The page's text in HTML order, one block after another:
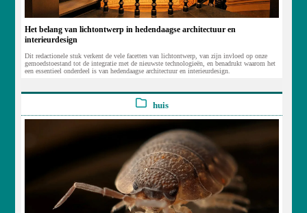
Het belang van lichtontwerp in hedendaagse architectuur en
interieurdesign
Dit redactionele stuk verkent de vele facetten van lichtontwerp, van zijn invloed op onze
gemoedstoestand tot de integratie met de nieuwste technologieën, en benadrukt waarom het
een essentieel onderdeel is van hedendaagse architectuur en interieurdesign.
huis